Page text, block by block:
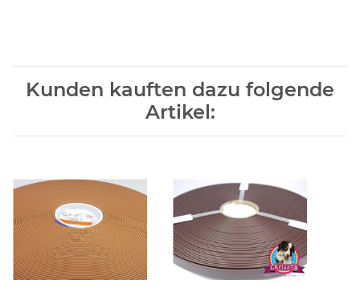
Kunden kauften dazu folgende
Artikel: